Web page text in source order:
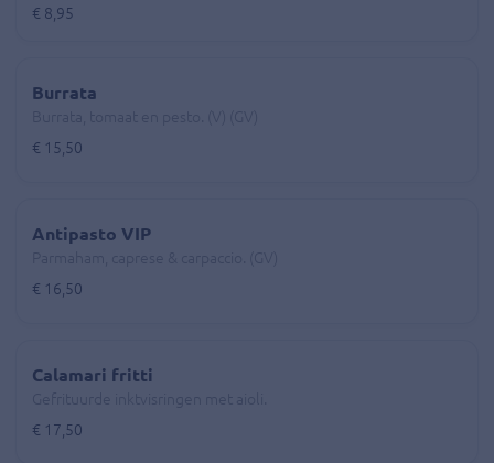
€ 8,95
Burrata
€ 15,50
Antipasto VIP
€ 16,50
Calamari fritti
€ 17,50